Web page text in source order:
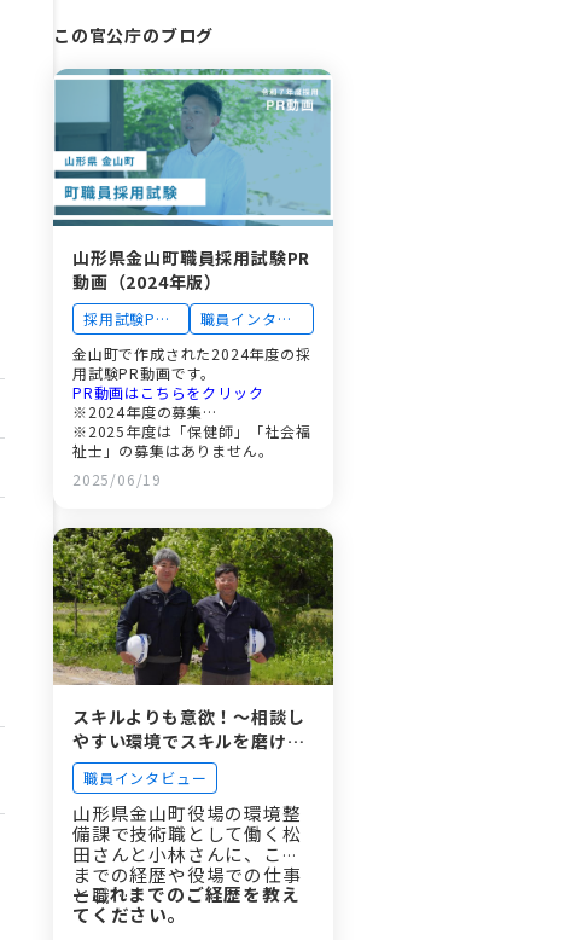
この官公庁のブログ
山形県金山町職員採用試験PR
動画（2024年版）
採用試験PR
動画
職員インタビ
ュー
金山町で作成された2024年度の採
用試験PR動画です。
PR動画はこちらをクリック
※2024年度の募集…
※2025年度は「保健師」「社会福
祉士」の募集はありません。
2025/06/19
スキルよりも意欲！〜相談し
やすい環境でスキルを磨ける
山形県金山町役場の技術職の
働き方とは？～
職員インタビュー
山形県金山町役場の環境整
備課で技術職として働く松
田さんと小林さんに、これ
までの経歴や役場での仕事
と職…
—これまでのご経歴を教え
てください。